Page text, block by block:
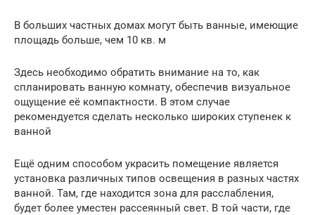
В больших частных домах могут быть ванные, имеющие
площадь больше, чем 10 кв. м
Здесь необходимо обратить внимание на то, как
спланировать ванную комнату, обеспечив визуальное
ощущение её компактности. В этом случае
рекомендуется сделать несколько широких ступенек к
ванной
Ещё одним способом украсить помещение является
установка различных типов освещения в разных частях
ванной. Там, где находится зона для расслабления,
будет более уместен рассеянный свет. В той части, где